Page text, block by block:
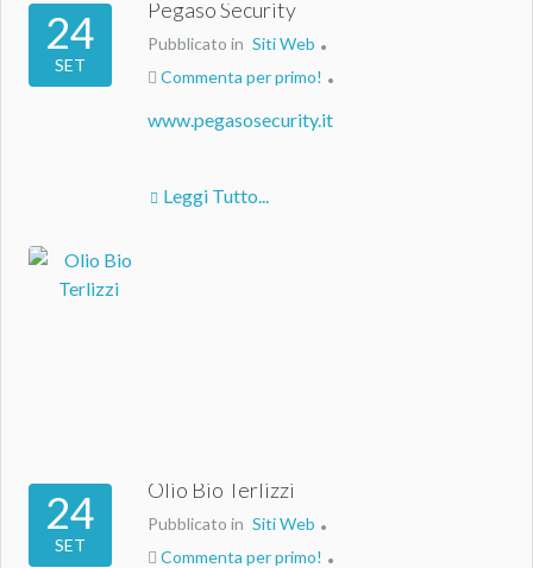
24
SET
Pegaso Security
Pubblicato in Siti Web
Commenta per primo!
www.pegasosecurity.it
Leggi Tutto...
24
SET
Olio Bio Terlizzi
Pubblicato in Siti Web
Commenta per primo!